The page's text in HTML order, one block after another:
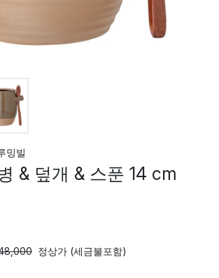
밍빌
& 덮개 & 스푼 14 cm
정상가 (세금불포함)